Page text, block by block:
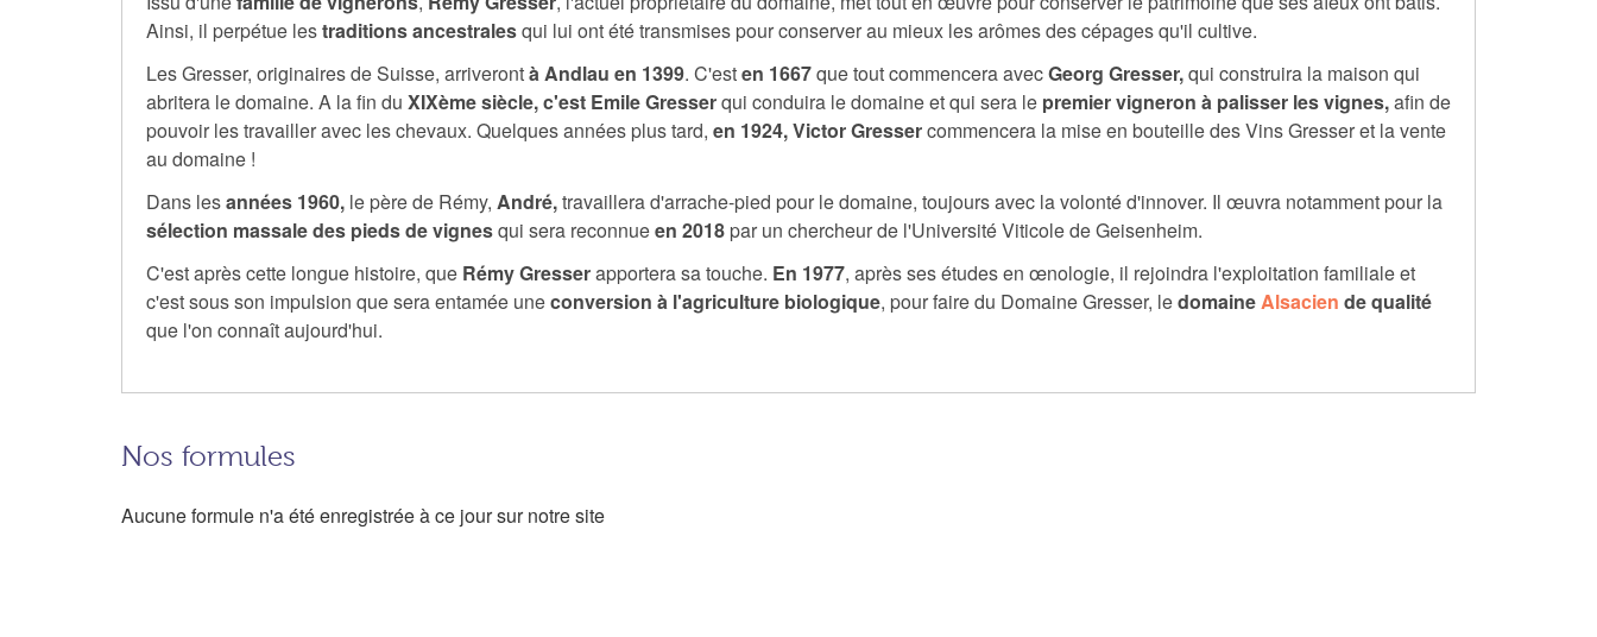
Ainsi, il perpétue lestraditions ancestralesqui lui ont été transmises pour conserver au mieux les arômes des cépages qu'il cultive.
Les Gresser, originaires de Suisse, arriverontà Andlau en 1399. C'esten 1667que tout commencera avecGeorg Gresser,qui construira la maison qui
abritera le domaine. A la fin du XIXème siècle, c'est Emile Gresserqui conduira le domaine et qui sera le premier vigneron à palisser les vignes,afin de
pouvoir les travailler avec les chevaux. Quelques années plus tard, en 1924, Victor Gressercommencera la mise en bouteille des Vins Gresser et la vente
au domaine !
Dans lesannées 1960, le père de Rémy, André,travaillera d'arrache-pied pour le domaine, toujours avec la volonté d'innover. Il œuvra notamment pour la
sélection massale des pieds de vignesqui sera reconnueen 2018 par un chercheur de l'Université Viticole de Geisenheim.
C'est après cette longue histoire, que Rémy Gresserapportera sa touche. En 1977, après ses études en œnologie, il rejoindra l'exploitation familiale et
c'est sous son impulsion que sera entamée uneconversion à l'agriculture biologique, pour faire du Domaine Gresser, ledomaineAlsacien de qualité
que l'on connaît aujourd'hui.
Nos formules
Aucune formule n'a été enregistrée à ce jour sur notre site